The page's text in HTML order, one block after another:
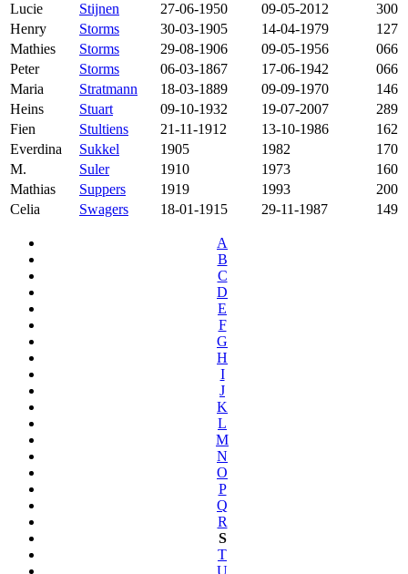
Lucie
Stijnen 27-06-1950 09-05-2012
300
Henry
Storms 30-03-1905 14-04-1979
127
Mathies
Storms 29-08-1906 09-05-1956
066
Peter
Storms 06-03-1867 17-06-1942
066
Maria
Stratmann 18-03-1889 09-09-1970
146
Heins
Stuart 09-10-1932 19-07-2007
289
Fien
Stultiens 21-11-1912 13-10-1986
162
Everdina
Sukkel 1905 1982
170
M.
Suler 1910 1973
160
Mathias
Suppers 1919 1993
200
Celia
Swagers 18-01-1915 29-11-1987 149
A
B
C
D
E
F
G
H
I
J
K
L
M
N
O
P
Q
R
S
T